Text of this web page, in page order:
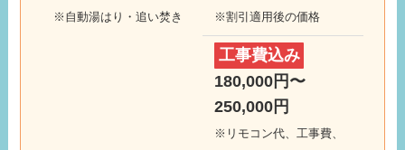
※自動湯はり・追い焚き
※割引適用後の価格
工事費込み
180,000円〜
250,000円
※リモコン代、工事費、